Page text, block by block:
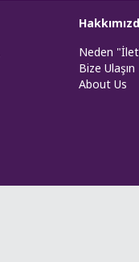
Neden
Bize Ulaşın
About Us